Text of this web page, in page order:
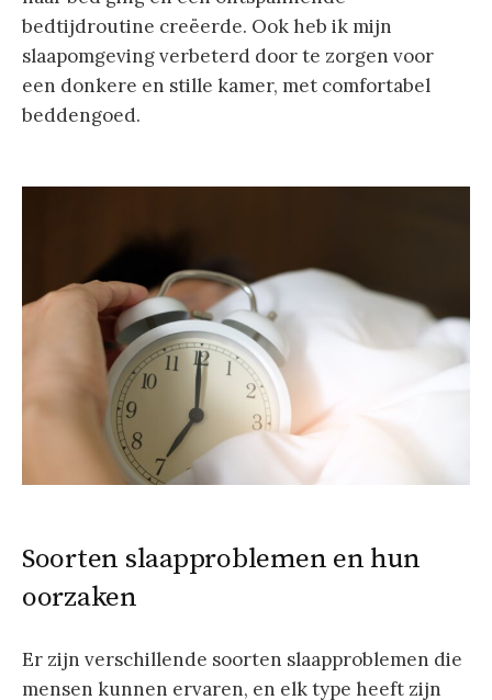
bedtijdroutine creëerde. Ook heb ik mijn
slaapomgeving verbeterd door te zorgen voor
een donkere en stille kamer, met comfortabel
beddengoed.
Soorten slaapproblemen en hun
oorzaken
Er zijn verschillende soorten slaapproblemen die
mensen kunnen ervaren, en elk type heeft zijn